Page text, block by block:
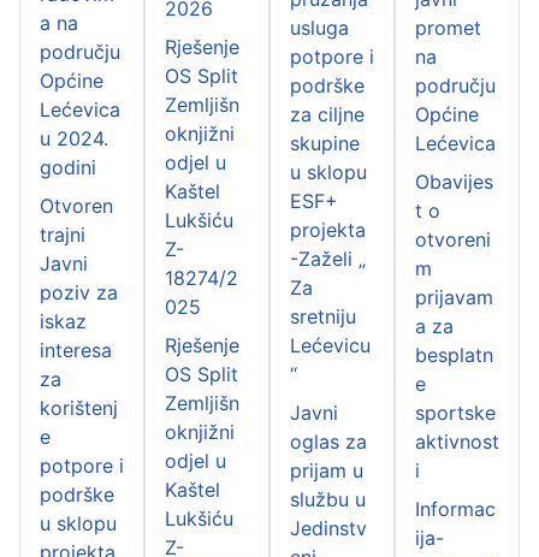
a na
području
Općine
Lećevica
u 2024.
godini
Otvoren
trajni
Javni
poziv za
iskaz
interesa
za
korištenj
e
potpore i
podrške
u sklopu
2026
Rješenje
OS Split
Zemljišn
oknjižni
odjel u
Kaštel
Lukšiću
Z-
18274/2
025
Rješenje
OS Split
Zemljišn
oknjižni
odjel u
Kaštel
Lukšiću
Z-
usluga
potpore i
podrške
za ciljne
skupine
u sklopu
ESF+
projekta
-Zaželi „
Za
sretniju
Lećevicu
“
Javni
oglas za
prijam u
službu u
Jedinstv
promet
na
području
Općine
Lećevica
Obavijes
t o
otvoreni
m
prijavam
a za
besplatn
e
sportske
aktivnost
i
Informac
ija-